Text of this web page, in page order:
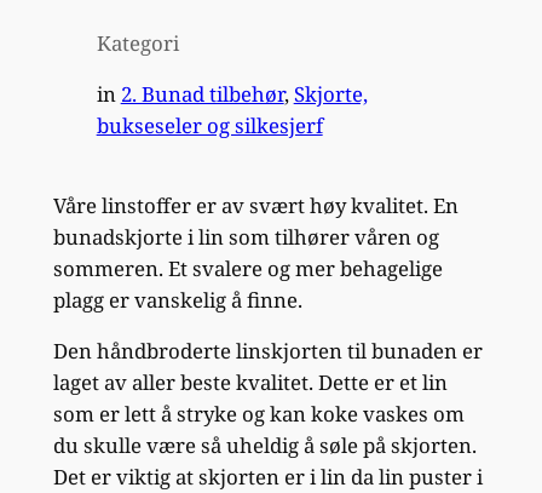
Kategori
in 2. Bunad tilbehør, Skjorte,
bukseseler og silkesjerf
Våre linstoffer er av svært høy kvalitet. En
bunadskjorte i lin som tilhører våren og
sommeren. Et svalere og mer behagelige
plagg er vanskelig å finne.
Den håndbroderte linskjorten til bunaden er
laget av aller beste kvalitet. Dette er et lin
som er lett å stryke og kan koke vaskes om
du skulle være så uheldig å søle på skjorten.
Det er viktig at skjorten er i lin da lin puster i